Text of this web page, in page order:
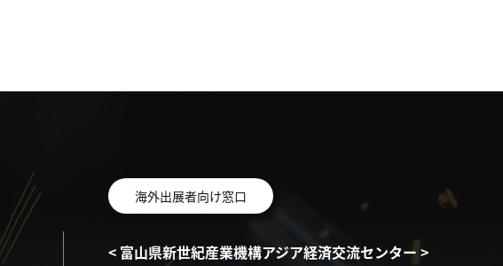
海外出展者向け窓口
< 富山県新世紀産業機構アジア経済交流センター >